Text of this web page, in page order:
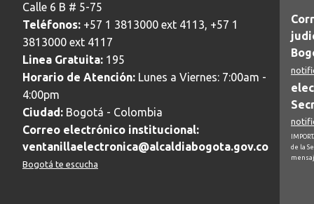
Calle 6 B # 5-75
Teléfonos: +57 1 3813000 ext 4113, +57 1
3813000 ext 4117
Linea Gratuita: 195
Horario de Atención: Lunes a Viernes: 7:00am -
4:00pm
Ciudad: Bogotá - Colombia
Correo electrónico institucional:
ventanillaelectronica@alcaldiabogota.gov.co
Bogotá te escucha
de la